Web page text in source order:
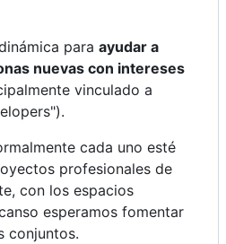
para ayudar a
nuevas con intereses
vinculado a
cada uno esté
profesionales de
con los espacios
esperamos fomentar
conjuntos.